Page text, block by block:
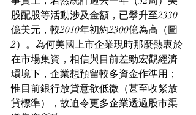
股配股等活動涉及金額，已攀升至2330
億美元，較2010年初約2300億為高（圖
2）。為何美國上市企業現時那麼熱衷於
在市場集資，相信與目前差勁宏觀經濟
環境下，企業想預留較多資金作準用；
惟目前銀行放貸意欲低微（甚至收緊放
貸標準），故迫令更多企業透過股市渠